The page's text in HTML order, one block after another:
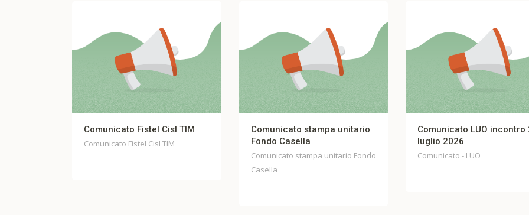
Comunicato stampa unitario
Fondo Casella
Comunicato LUO incontro 27
luglio 2026
Comunicato - LUO
FIBERCOP –
UNITARIO
Comunicato -